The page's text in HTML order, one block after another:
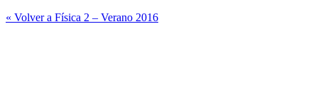
« Volver a Física 2 – Verano 2016